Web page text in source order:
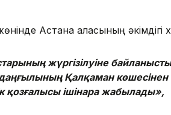
Астана қаласының әкімдігі
жүргізілуіне
Қалқаман көшесінен
қозғалысы ішінара жабылады»,